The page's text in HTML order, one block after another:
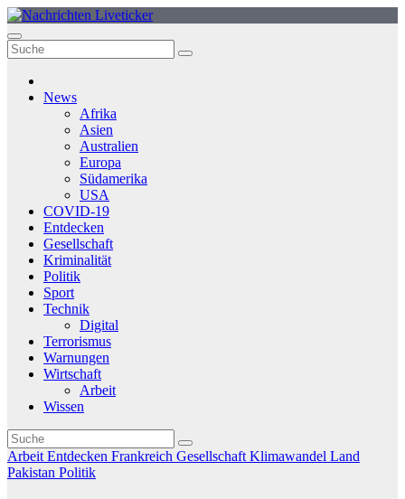
Zum
Inhalt
springen
News
Afrika
Asien
Australien
Europa
Südamerika
USA
COVID-19
Entdecken
Gesellschaft
Kriminalität
Politik
Sport
Technik
Digital
Terrorismus
Warnungen
Wirtschaft
Arbeit
Wissen
Arbeit Entdecken Frankreich Gesellschaft Klimawandel Land
Pakistan Politik